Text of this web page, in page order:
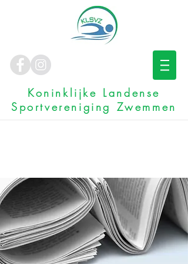
Koninklijke Landense
Sportvereniging Zwemmen